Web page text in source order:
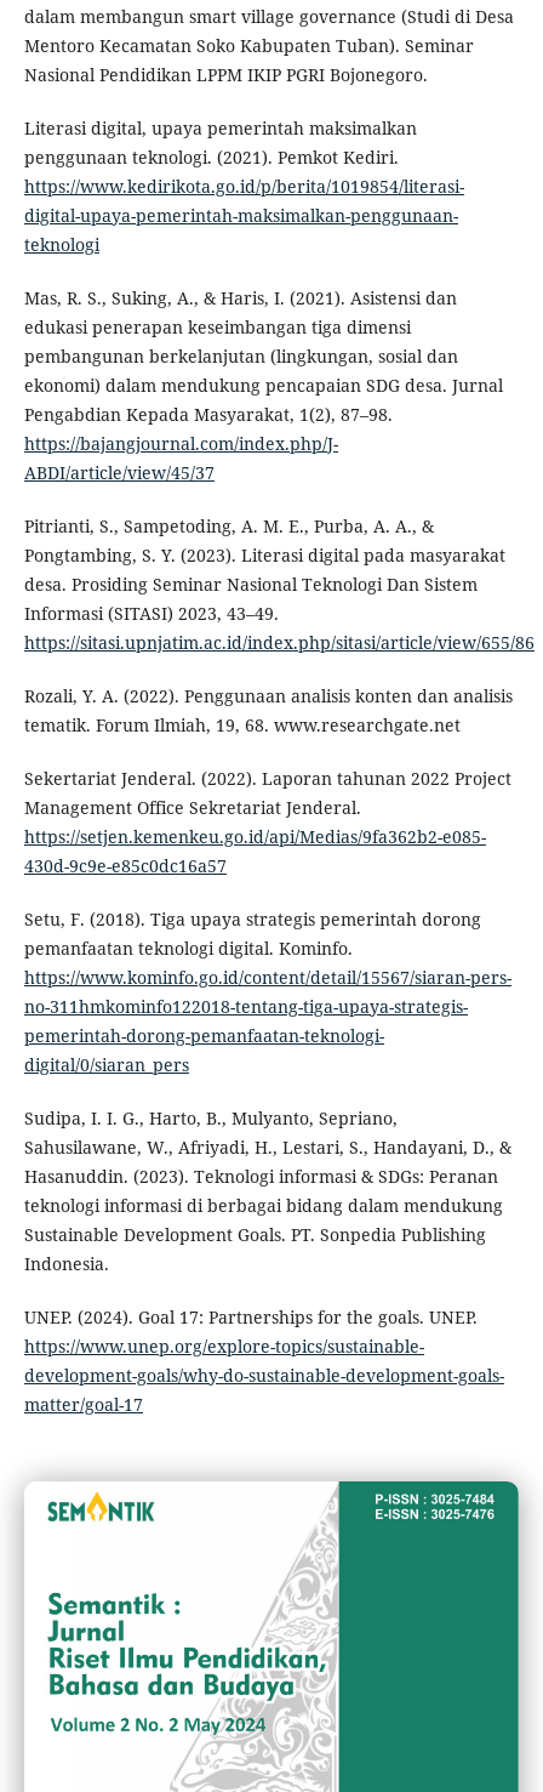
dalam membangun smart village governance (Studi di Desa
Mentoro Kecamatan Soko Kabupaten Tuban). Seminar
Nasional Pendidikan LPPM IKIP PGRI Bojonegoro.
Literasi digital, upaya pemerintah maksimalkan
penggunaan teknologi. (2021). Pemkot Kediri.
https://www.kedirikota.go.id/p/berita/1019854/literasi-
digital-upaya-pemerintah-maksimalkan-penggunaan-
teknologi
Mas, R. S., Suking, A., & Haris, I. (2021). Asistensi dan
edukasi penerapan keseimbangan tiga dimensi
pembangunan berkelanjutan (lingkungan, sosial dan
ekonomi) dalam mendukung pencapaian SDG desa. Jurnal
Pengabdian Kepada Masyarakat, 1(2), 87–98.
https://bajangjournal.com/index.php/J-
ABDI/article/view/45/37
Pitrianti, S., Sampetoding, A. M. E., Purba, A. A., &
Pongtambing, S. Y. (2023). Literasi digital pada masyarakat
desa. Prosiding Seminar Nasional Teknologi Dan Sistem
Informasi (SITASI) 2023, 43–49.
https://sitasi.upnjatim.ac.id/index.php/sitasi/article/view/655/86
Rozali, Y. A. (2022). Penggunaan analisis konten dan analisis
tematik. Forum Ilmiah, 19, 68. www.researchgate.net
Sekertariat Jenderal. (2022). Laporan tahunan 2022 Project
Management Office Sekretariat Jenderal.
https://setjen.kemenkeu.go.id/api/Medias/9fa362b2-e085-
430d-9c9e-e85c0dc16a57
Setu, F. (2018). Tiga upaya strategis pemerintah dorong
pemanfaatan teknologi digital. Kominfo.
https://www.kominfo.go.id/content/detail/15567/siaran-pers-
no-311hmkominfo122018-tentang-tiga-upaya-strategis-
pemerintah-dorong-pemanfaatan-teknologi-
digital/0/siaran_pers
Sudipa, I. I. G., Harto, B., Mulyanto, Sepriano,
Sahusilawane, W., Afriyadi, H., Lestari, S., Handayani, D., &
Hasanuddin. (2023). Teknologi informasi & SDGs: Peranan
teknologi informasi di berbagai bidang dalam mendukung
Sustainable Development Goals. PT. Sonpedia Publishing
Indonesia.
UNEP. (2024). Goal 17: Partnerships for the goals. UNEP.
https://www.unep.org/explore-topics/sustainable-
development-goals/why-do-sustainable-development-goals-
matter/goal-17